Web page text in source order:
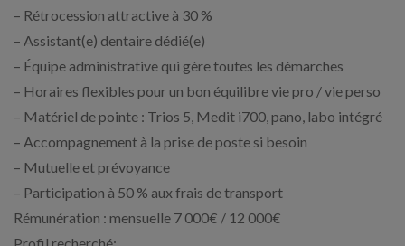
– Rétrocession attractive à 30 %
– Assistant(e) dentaire dédié(e)
– Équipe administrative qui gère toutes les démarches
– Horaires flexibles pour un bon équilibre vie pro / vie perso
– Matériel de pointe : Trios 5, Medit i700, pano, labo intégré
– Accompagnement à la prise de poste si besoin
– Mutuelle et prévoyance
– Participation à 50 % aux frais de transport
Rémunération : mensuelle 7 000€ / 12 000€